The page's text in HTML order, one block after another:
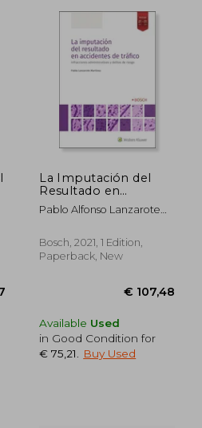
La Imputación del
Resultado en
Accidentes de Tráfico:
Infracciones
Delitos de Riesgo (in
Spanish)
Pablo Alfonso Lanzarote
Bosch, 2021, 1 Edition,
Paperback, New
Available Used
in Good Condition for
€ 75,21
Buy Used